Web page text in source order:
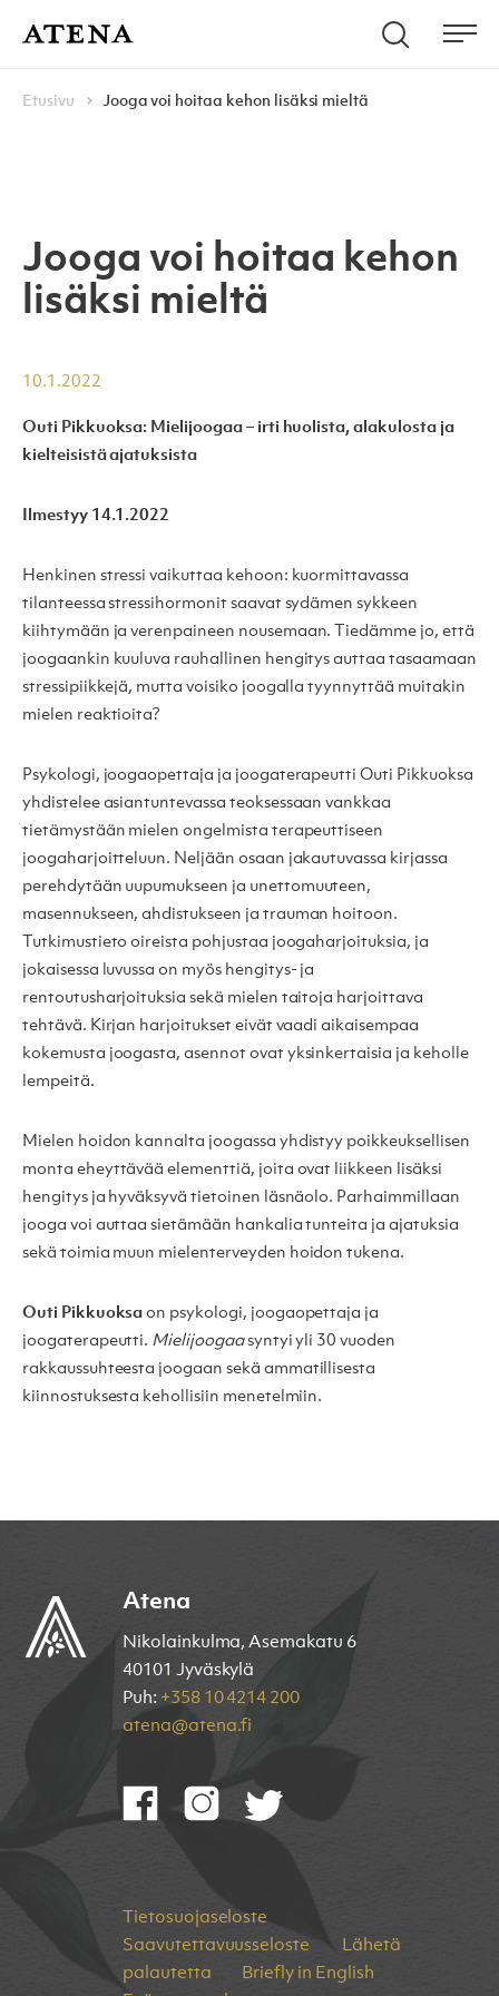
Atena Kustannus Hae
Navigoi
Etusivu
Jooga voi hoitaa kehon lisäksi mieltä
Jooga voi hoitaa kehon
lisäksi mieltä
10.1.2022
Outi Pikkuoksa: Mielijoogaa – irti huolista, alakulosta ja
kielteisistä ajatuksista
Ilmestyy 14.1.2022
Henkinen stressi vaikuttaa kehoon: kuormittavassa
tilanteessa stressihormonit saavat sydämen sykkeen
kiihtymään ja verenpaineen nousemaan. Tiedämme jo, että
joogaankin kuuluva rauhallinen hengitys auttaa tasaamaan
stressipiikkejä, mutta voisiko joogalla tyynnyttää muitakin
mielen reaktioita?
Psykologi, joogaopettaja ja joogaterapeutti Outi Pikkuoksa
yhdistelee asiantuntevassa teoksessaan vankkaa
tietämystään mielen ongelmista terapeuttiseen
joogaharjoitteluun. Neljään osaan jakautuvassa kirjassa
perehdytään uupumukseen ja unettomuuteen,
masennukseen, ahdistukseen ja trauman hoitoon.
Tutkimustieto oireista pohjustaa joogaharjoituksia, ja
jokaisessa luvussa on myös hengitys- ja
rentoutusharjoituksia sekä mielen taitoja harjoittava
tehtävä. Kirjan harjoitukset eivät vaadi aikaisempaa
kokemusta joogasta, asennot ovat yksinkertaisia ja keholle
lempeitä.
Mielen hoidon kannalta joogassa yhdistyy poikkeuksellisen
monta eheyttävää elementtiä, joita ovat liikkeen lisäksi
hengitys ja hyväksyvä tietoinen läsnäolo. Parhaimmillaan
jooga voi auttaa sietämään hankalia tunteita ja ajatuksia
sekä toimia muun mielenterveyden hoidon tukena.
Outi Pikkuoksa on psykologi, joogaopettaja ja
joogaterapeutti. Mielijoogaasyntyi yli 30 vuoden
rakkaussuhteesta joogaan sekä ammatillisesta
kiinnostuksesta kehollisiin menetelmiin.
Atena
Nikolainkulma, Asemakatu 6
40101 Jyväskylä
Puh: +358 10 4214 200
atena@atena.fi
Tietosuojaseloste
Saavutettavuusseloste
Lähetä
palautetta
Briefly in English